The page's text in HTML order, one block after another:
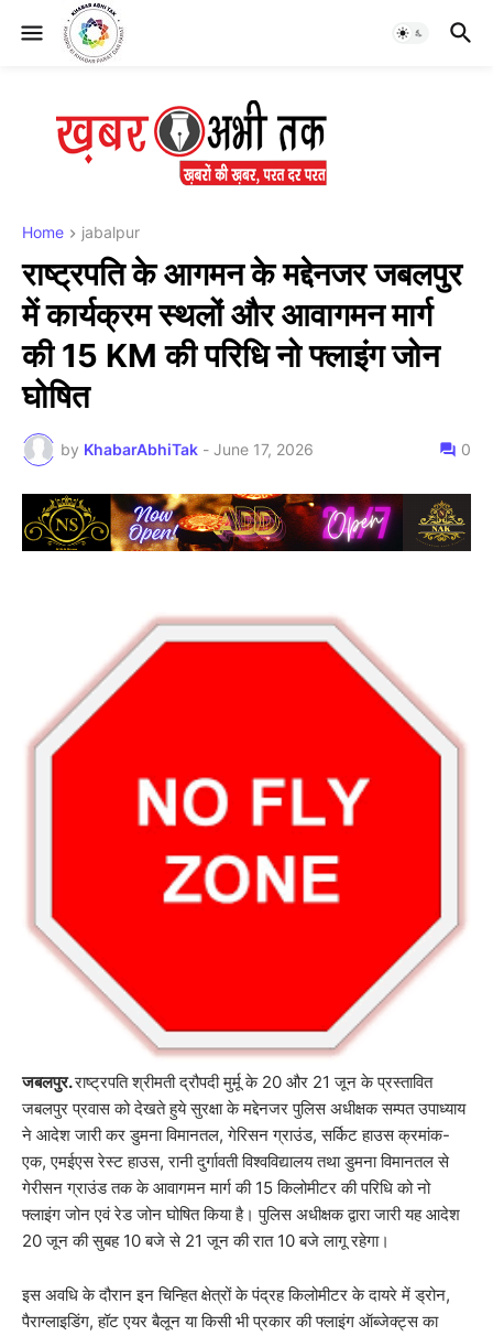
Home jabalpur
राष्ट्रपति के आगमन के मद्देनजर जबलपुर
में कार्यक्रम स्थलों और आवागमन मार्ग
की 15 KM की परिधि नो फ्लाइंग जोन
घोषित
by KhabarAbhiTak - June 17, 2026 0
जबलपुर.राष्ट्रपति श्रीमती द्रौपदी मुर्मू के 20 और 21 जून के प्रस्तावित
जबलपुर प्रवास को देखते हुये सुरक्षा के मद्देनजर पुलिस अधीक्षक सम्पत उपाध्याय
ने आदेश जारी कर डुमना विमानतल, गेरिसन ग्राउंड, सर्किट हाउस क्रमांक-
एक, एमईएस रेस्ट हाउस, रानी दुर्गावती विश्वविद्यालय तथा डुमना विमानतल से
गेरीसन ग्राउंड तक के आवागमन मार्ग की 15 किलोमीटर की परिधि को नो
फ्लाइंग जोन एवं रेड जोन घोषित किया है। पुलिस अधीक्षक द्वारा जारी यह आदेश
20 जून की सुबह 10 बजे से 21 जून की रात 10 बजे लागू रहेगा।
इस अवधि के दौरान इन चिन्हित क्षेत्रों के पंद्रह किलोमीटर के दायरे में ड्रोन,
पैराग्लाइडिंग, हॉट एयर बैलून या किसी भी प्रकार की फ्लाइंग ऑब्जेक्ट्स का